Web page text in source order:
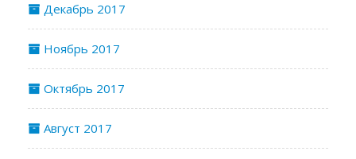
Декабрь 2017
Ноябрь 2017
Октябрь 2017
Август 2017